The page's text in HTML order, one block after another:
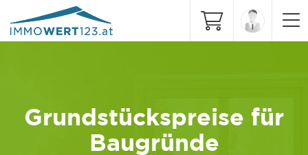
Grundstückspreise für
Baugründe